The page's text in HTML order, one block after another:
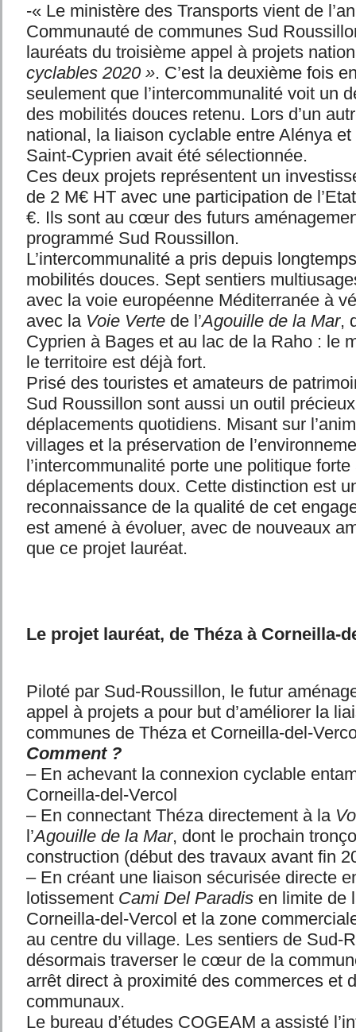
-« Le ministère des Transports vient de
Communauté de communes Sud
lauréats du troisième appel à projets
cyclables 2020 ». C’est la deuxième fois
seulement que l’intercommunalité voit un
des mobilités douces retenu. Lors d’un
national, la liaison cyclable entre Alénya
Saint-Cyprien avait été sélectionnée.
Ces deux projets représentent un
de 2 M€ HT avec une participation de
€. Ils sont au cœur des futurs
programmé Sud Roussillon.
L’intercommunalité a pris depuis
mobilités douces. Sept sentiers
avec la voie européenne Méditerranée à
avec la Voie Vertede l’Agouille de la Mar,
Cyprien à Bages et au lac de la Raho : le
le territoire est déjà fort.
Prisé des touristes et amateurs de
Sud Roussillon sont aussi un outil
déplacements quotidiens. Misant sur
villages et la préservation de
l’intercommunalité porte une politique
déplacements doux. Cette distinction est
reconnaissance de la qualité de cet
est amené à évoluer, avec de nouveaux
que ce projet lauréat.
Le projet lauréat, de Théza à Corneilla-
Piloté par Sud-Roussillon, le futur
appel à projets a pour but d’améliorer la
communes de Théza et Corneilla-del-
Comment ?
– En achevant la connexion cyclable
Corneilla-del-Vercol
– En connectant Théza directement à la
l’Agouille de la Mar, dont le prochain
construction (début des travaux avant fin
– En créant une liaison sécurisée directe
lotissement Cami Del Paradisen limite de
Corneilla-del-Vercol et la zone
au centre du village. Les sentiers de Sud-
désormais traverser le cœur de la
arrêt direct à proximité des commerces et
communaux.
Le bureau d’études COGEAM a assisté